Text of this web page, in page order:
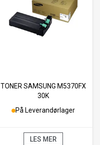
TONER SAMSUNG M5370FX
30K
På Leverandørlager
LES MER